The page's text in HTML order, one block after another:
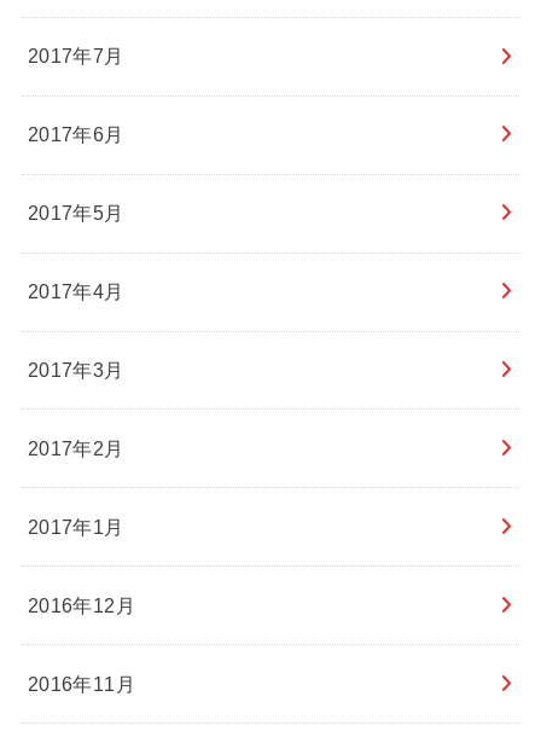
2017年7月
2017年6月
2017年5月
2017年4月
2017年3月
2017年2月
2017年1月
2016年12月
2016年11月